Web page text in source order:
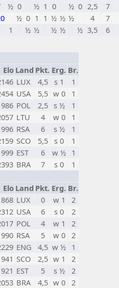
½ 0 ½ 1 0 ½ 0 2,5 7
½ 0 1 1 ½ ½ ½ 4 7
1 ½ ½ ½ ½ ½ 3,5 6
Elo Land Pkt. Erg. Br.
LUX 4,5 s 1
1
USA 5,5 w 0
1
POL 2,5 s ½
1
LTU 4 w 0
1
RSA 6 s ½
1
SCO 5,5 s 0
1
EST 6 w ½ 1
BRA 7 s 0
1
Elo Land Pkt. Erg. Br.
LUX 0 w 1
2
USA 6 s 0
2
POL 4 w 1
2
RSA 5 w 0
2
ENG 4,5 w ½ 1
SCO 2,5 w 1
2
EST 5 s ½
2
BRA 4,5 w 0
2